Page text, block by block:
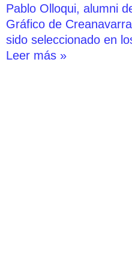
Pablo Olloqui, alumni
Gráfico de
sido seleccionado en
Leer más »